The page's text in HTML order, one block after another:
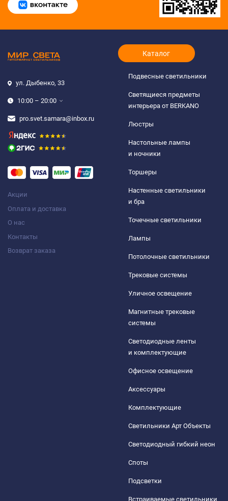
ул. Дыбенко, 33
10:00 – 20:00
pro.svet.samara@inbox.ru
Акции
Оплата и доставка
О нас
Контакты
Возврат заказа
Каталог
Подвесные светильники
Светящиеся предметы
интерьера от BERKANO
Люстры
Настольные лампы
и ночники
Торшеры
Настенные светильники
и бра
Точечные светильники
Лампы
Потолочные светильники
Трековые системы
Уличное освещение
Магнитные трековые
системы
Светодиодные ленты
и комплектующие
Офисное освещение
Аксессуары
Комплектующие
Светильники Арт Объекты
Светодиодный гибкий неон
Споты
Подсветки
Встраиваемые светильники